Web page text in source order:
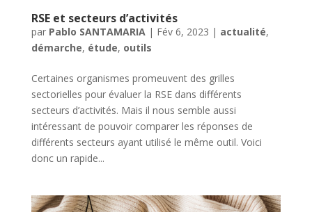
RSE et secteurs d’activités
par Pablo SANTAMARIA | Fév 6, 2023 | actualité,
démarche, étude, outils
Certaines organismes promeuvent des grilles
sectorielles pour évaluer la RSE dans différents
secteurs d’activités. Mais il nous semble aussi
intéressant de pouvoir comparer les réponses de
différents secteurs ayant utilisé le même outil. Voici
donc un rapide...